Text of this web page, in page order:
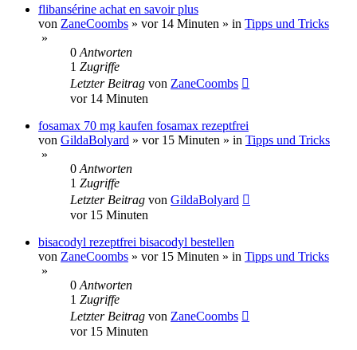
flibansérine achat en savoir plus
von ZaneCoombs » vor 14 Minuten » in Tipps und Tricks
»
0 Antworten
1 Zugriffe
Letzter Beitrag von ZaneCoombs
vor 14 Minuten
fosamax 70 mg kaufen fosamax rezeptfrei
von GildaBolyard » vor 15 Minuten » in Tipps und Tricks
»
0 Antworten
1 Zugriffe
Letzter Beitrag von GildaBolyard
vor 15 Minuten
bisacodyl rezeptfrei bisacodyl bestellen
von ZaneCoombs » vor 15 Minuten » in Tipps und Tricks
»
0 Antworten
1 Zugriffe
Letzter Beitrag von ZaneCoombs
vor 15 Minuten